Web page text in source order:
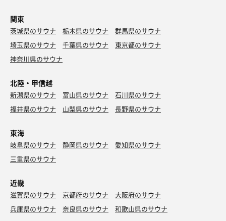
ハイボール(438円)
水
関東
茨城県のサウナ 栃木県のサウナ
群馬県のサウナ
埼玉県のサウナ
千葉県のサウナ
東京都のサウナ
神奈川県のサウナ
北陸・甲信越
新潟県のサウナ 富山県のサウナ
石川県のサウナ
福井県のサウナ
山梨県のサウナ 長野県のサウナ
東海
岐阜県のサウナ 静岡県のサウナ
愛知県のサウナ
三重県のサウナ
近畿
滋賀県のサウナ 京都府のサウナ
大阪府のサウナ
兵庫県のサウナ
奈良県のサウナ 和歌山県のサウナ